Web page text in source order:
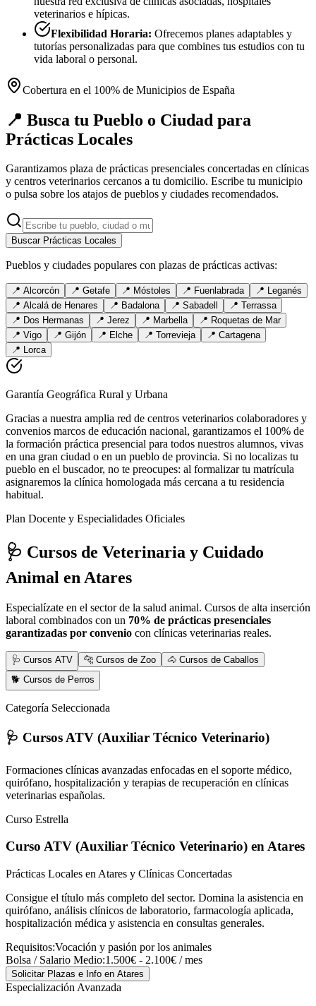
veterinarios e hípicas.
Flexibilidad Horaria: Ofrecemos planes adaptables y
tutorías personalizadas para que combines tus estudios con tu
vida laboral o personal.
Cobertura en el 100% de Municipios de España
📍 Busca tu Pueblo o Ciudad para
Prácticas Locales
Garantizamos plaza de prácticas presenciales concertadas en clínicas
y centros veterinarios cercanos a tu domicilio. Escribe tu municipio
o pulsa sobre los atajos de pueblos y ciudades recomendados.
Buscar Prácticas Locales
Pueblos y ciudades populares con plazas de prácticas activas:
📍 Alcorcón 📍 Getafe 📍 Móstoles 📍 Fuenlabrada 📍 Leganés
📍 Alcalá de Henares 📍 Badalona 📍 Sabadell 📍 Terrassa
📍 Dos Hermanas 📍 Jerez 📍 Marbella 📍 Roquetas de Mar
📍 Vigo 📍 Gijón 📍 Elche 📍 Torrevieja 📍 Cartagena
📍 Lorca
Garantía Geográfica Rural y Urbana
Gracias a nuestra amplia red de centros veterinarios colaboradores y
convenios marcos de educación nacional, garantizamos el 100% de
la formación práctica presencial para todos nuestros alumnos, vivas
en una gran ciudad o en un pueblo de provincia. Si no localizas tu
pueblo en el buscador, no te preocupes: al formalizar tu matrícula
asignaremos la clínica homologada más cercana a tu residencia
habitual.
Plan Docente y Especialidades Oficiales
🩺 Cursos de Veterinaria y Cuidado
Animal en Atares
Especialízate en el sector de la salud animal. Cursos de alta inserción
laboral combinados con un 70% de prácticas presenciales
garantizadas por convenio con clínicas veterinarias reales.
🩺 Cursos ATV 🐆 Cursos de Zoo
🐴 Cursos de Caballos
🐕 Cursos de Perros
Categoría Seleccionada
🩺 Cursos ATV (Auxiliar Técnico Veterinario)
Formaciones clínicas avanzadas enfocadas en el soporte médico,
quirófano, hospitalización y terapias de recuperación en clínicas
veterinarias españolas.
Curso Estrella
Curso ATV (Auxiliar Técnico Veterinario) en Atares
Prácticas Locales en Atares y Clínicas Concertadas
Consigue el título más completo del sector. Domina la asistencia en
quirófano, análisis clínicos de laboratorio, farmacología aplicada,
hospitalización médica y asistencia en consultas generales.
Requisitos:Vocación y pasión por los animales
Bolsa / Salario Medio:1.500€ - 2.100€ / mes
Solicitar Plazas e Info en Atares
Especialización Avanzada